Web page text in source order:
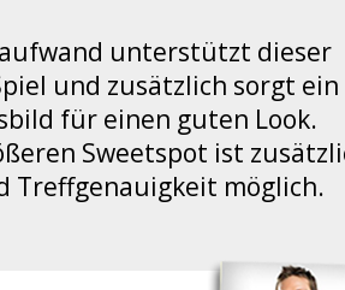
unterstützt dieser
und zusätzlich sorgt ein
für einen guten Look.
Sweetspot ist
Treffgenauigkeit möglich.